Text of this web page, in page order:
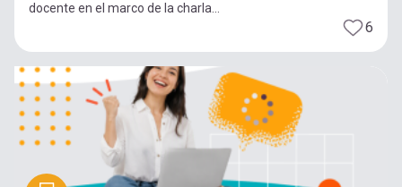
docente en el marco de la charla...
6